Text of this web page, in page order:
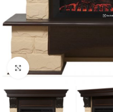
Нажмите, чтобы увеличить